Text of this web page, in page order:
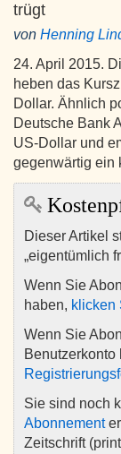
trügt
von Henning
24. April 2015.
heben das
Dollar. Ähnlich
Deutsche Bank
US-Dollar und
gegenwärtig ein
Dieser Artikel
„eigentümlich
Wenn Sie
haben, klicken
Wenn Sie
Benutzerkonto
Sie sind noch
Abonnement
Zeitschrift